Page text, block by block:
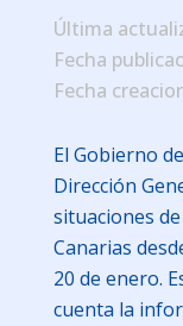
Última
Fecha
Fecha
El Gobierno
Dirección
situaciones
Canarias
20 de enero.
cuenta la